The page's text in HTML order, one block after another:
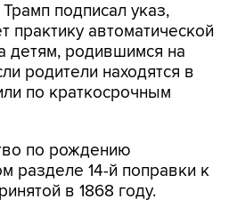
подписал указ,
практику автоматической
детям, родившимся на
родители находятся в
по краткосрочным
по рождению
разделе 14-й поправки к
в 1868 году.